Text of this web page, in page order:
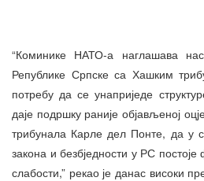
“Коминике НАТО-а наглашава
Републике Српске са Хашким
потребу да се унаприједе
даје подршку раније објављеној
трибунала Карле дел Понте, да у
закона и безбједности у РС
слабости,” рекао је данас високи